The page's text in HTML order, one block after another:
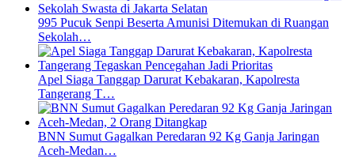
995 Pucuk Senpi Beserta Amunisi Ditemukan di Ruangan
Sekolah…
Apel Siaga Tanggap Darurat Kebakaran, Kapolresta
Tangerang T…
BNN Sumut Gagalkan Peredaran 92 Kg Ganja Jaringan
Aceh-Medan…